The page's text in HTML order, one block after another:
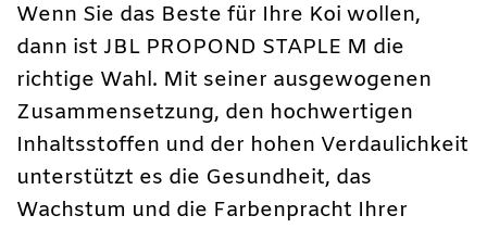
Wenn Sie das Beste für Ihre Koi wollen,
dann ist JBL PROPOND STAPLE M die
richtige Wahl. Mit seiner ausgewogenen
Zusammensetzung, den hochwertigen
Inhaltsstoffen und der hohen Verdaulichkeit
unterstützt es die Gesundheit, das
Wachstum und die Farbenpracht Ihrer